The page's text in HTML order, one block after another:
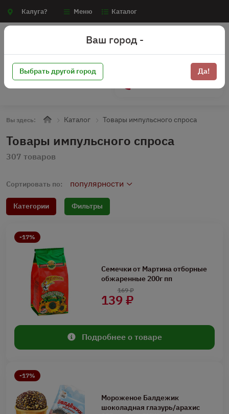
Калуга? Меню Каталог
Вы здесь: Каталог Товары импульсного спроса
Товары импульсного спроса
307 товаров
Сортировать по: популярности
Категории Фильтры
-17%
Семечки от Мартина отборные
обжаренные 200г пп
139 ₽
169 ₽
Подробнее о товаре
-17%
Мороженое Балдежик
шоколадная глазурь/арахис
Ваш город -
Выбрать другой город Да!